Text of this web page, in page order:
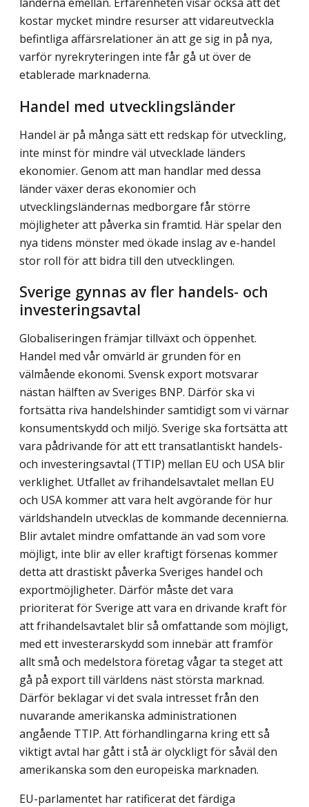
kostar mycket mindre resurser att vidareutveckla
befintliga affärsrelationer än att ge sig in på nya,
varför nyrekryteringen inte får gå ut över de
etablerade marknaderna.
Handel med utvecklingsländer
Handel är på många sätt ett redskap för utveckling,
inte minst för mindre väl utvecklade länders
ekonomier. Genom att man handlar med dessa
länder växer deras ekonomier och
utvecklingsländernas medborgare får större
möjligheter att påverka sin framtid. Här spelar den
nya tidens mönster med ökade inslag av e-handel
stor roll för att bidra till den utvecklingen.
Sverige gynnas av fler handels- och
investeringsavtal
Globaliseringen främjar tillväxt och öppenhet.
Handel med vår omvärld är grunden för en
välmående ekonomi. Svensk export motsvarar
nästan hälften av Sveriges BNP. Därför ska vi
fortsätta riva handelshinder samtidigt som vi värnar
konsumentskydd och miljö. Sverige ska fortsätta att
vara pådrivande för att ett transatlantiskt handels-
och investeringsavtal (TTIP) mellan EU och USA blir
verklighet. Utfallet av frihandelsavtalet mellan EU
och USA kommer att vara helt avgörande för hur
världshandeln utvecklas de kommande decennierna.
Blir avtalet mindre omfattande än vad som vore
möjligt, inte blir av eller kraftigt försenas kommer
detta att drastiskt påverka Sveriges handel och
exportmöjligheter. Därför måste det vara
prioriterat för Sverige att vara en drivande kraft för
att frihandelsavtalet blir så omfattande som möjligt,
med ett investerarskydd som innebär att framför
allt små och medelstora företag vågar ta steget att
gå på export till världens näst största marknad.
Därför beklagar vi det svala intresset från den
nuvarande amerikanska administrationen
angående TTIP. Att förhandlingarna kring ett så
viktigt avtal har gått i stå är olyckligt för såväl den
amerikanska som den europeiska marknaden.
EU-parlamentet har ratificerat det färdiga